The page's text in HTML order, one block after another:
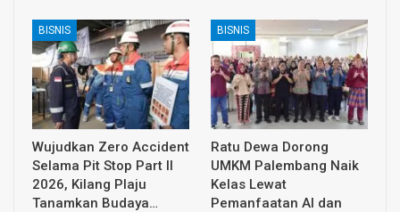
BISNIS
Wujudkan Zero Accident
Selama Pit Stop Part II
2026, Kilang Plaju
Tanamkan Budaya…
BISNIS
Ratu Dewa Dorong
UMKM Palembang Naik
Kelas Lewat
Pemanfaatan AI dan